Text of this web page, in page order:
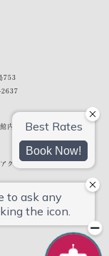
753
館内・施設
アクセス
プライバシーポリシー
泉翠ブログ